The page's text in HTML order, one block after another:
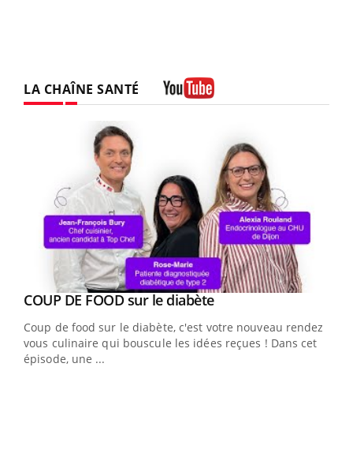
LA CHAÎNE SANTÉ
Youtube
COUP DE FOOD sur le diabèteYoutube
Coup de food sur le diabète, c'est votre nouveau rendez-
vous culinaire qui bouscule les idées reçues ! Dans cet
épisode, une ...